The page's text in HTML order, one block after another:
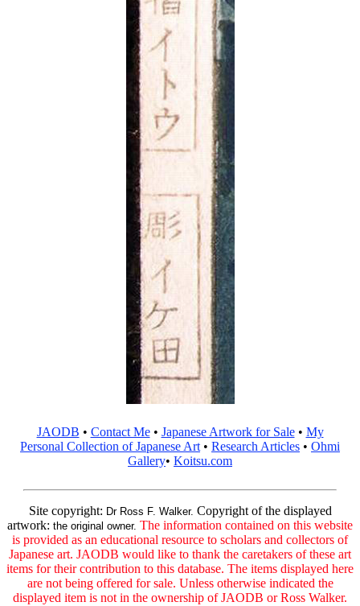
JAODB • Contact Me• Japanese Artwork for Sale• My
Personal Collection of Japanese Art • Research Articles • Ohmi
Gallery• Koitsu.com
Site copyright: Dr Ross F. Walker. Copyright of the displayed
artwork: the original owner. The information contained on this website
is provided as an educational resource to scholars and collectors of
Japanese art. JAODB would like to thank the caretakers of these art
items for their contribution to this database. The items displayed here
are not being offered for sale. Unless otherwise indicated the
displayed item is not in the ownership of JAODB or Ross Walker.